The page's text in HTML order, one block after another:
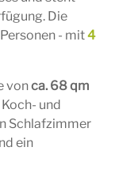
Die
- mit4
vonca. 68 qm
und
Schlafzimmer
ein